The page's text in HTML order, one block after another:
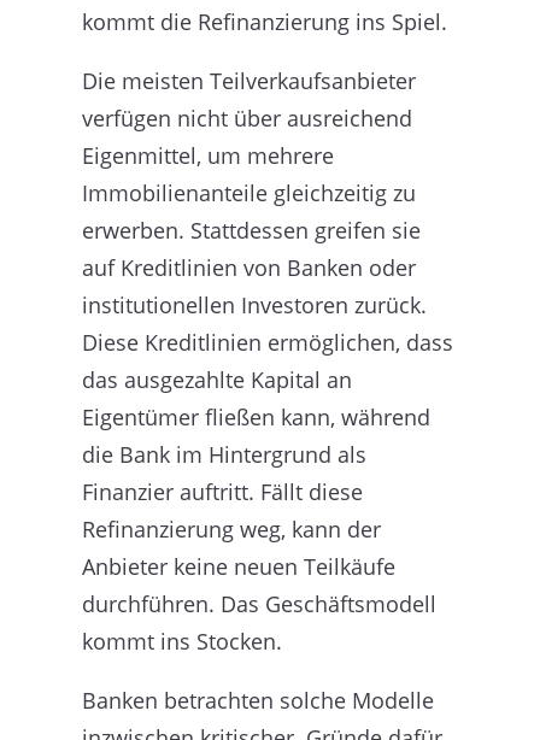
kommt die Refinanzierung ins Spiel.
Die meisten Teilverkaufsanbieter
verfügen nicht über ausreichend
Eigenmittel, um mehrere
Immobilienanteile gleichzeitig zu
erwerben. Stattdessen greifen sie
auf Kreditlinien von Banken oder
institutionellen Investoren zurück.
Diese Kreditlinien ermöglichen, dass
das ausgezahlte Kapital an
Eigentümer fließen kann, während
die Bank im Hintergrund als
Finanzier auftritt. Fällt diese
Refinanzierung weg, kann der
Anbieter keine neuen Teilkäufe
durchführen. Das Geschäftsmodell
kommt ins Stocken.
Banken betrachten solche Modelle